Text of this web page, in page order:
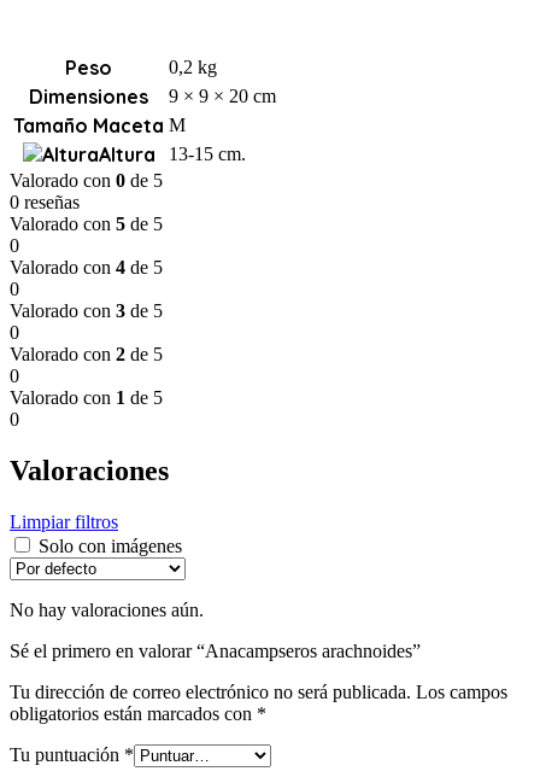
Peso 0,2 kg
Dimensiones 9 × 9 × 20 cm
Tamaño Maceta M
Altura
13-15 cm.
Valorado con 0 de 5
0 reseñas
Valorado con 5 de 5
0
Valorado con 4 de 5
0
Valorado con 3 de 5
0
Valorado con 2 de 5
0
Valorado con 1 de 5
0
Valoraciones
Limpiar filtros
Solo con imágenes
No hay valoraciones aún.
Sé el primero en valorar “Anacampseros arachnoides”
Tu dirección de correo electrónico no será publicada. Los campos
obligatorios están marcados con *
Tu puntuación *